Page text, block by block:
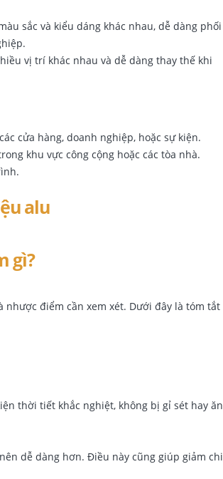
sắc và kiểu dáng khác nhau, dễ dàng phối
vị trí khác nhau và dễ dàng thay thế khi
cửa hàng, doanh nghiệp, hoặc sự kiện.
khu vực công cộng hoặc các tòa nhà.
gì?
nhược điểm cần xem xét. Dưới đây là tóm tắt
thời tiết khắc nghiệt, không bị gỉ sét hay ăn
dễ dàng hơn. Điều này cũng giúp giảm chi